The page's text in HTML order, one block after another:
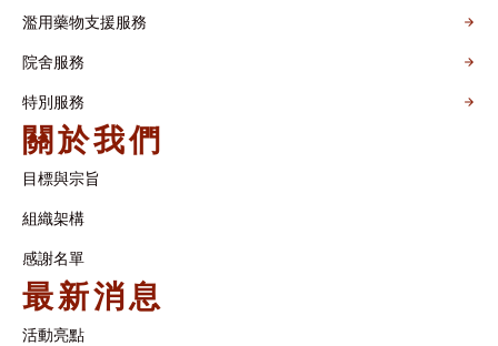
濫用藥物支援服務
院舍服務
特別服務
關於我們
目標與宗旨
組織架構​
感謝名單​
最新消息
活動亮點